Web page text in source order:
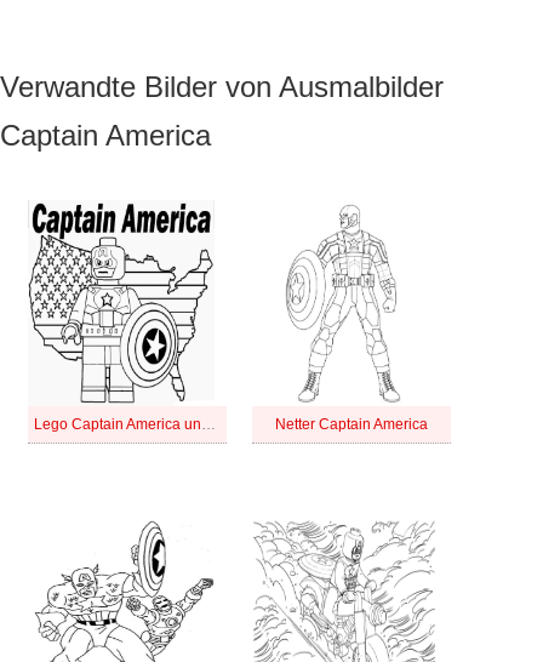
Verwandte Bilder von Ausmalbilder
Captain America
Lego Captain America und Flagge der USA Netter Captain America